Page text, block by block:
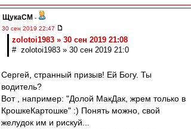
ЩукаСМ -
30 сен 2019 22:47
zolotoi1983 » 30 сен 2019 21:08
# zolotoi1983 » 30 сен 2019 21:0
Сергей, странный призыв! Ей Богу. Ты
водитель?
Вот , например: "Долой МакДак, жрем только в
КрошкеКартошке" :) Понять можно, свой
желудок им и рискуй...